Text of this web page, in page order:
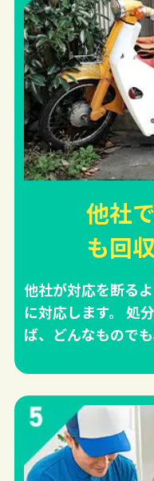
他社
も回収
他社が対応を断る
に対応します。 処
ば、どんなもので